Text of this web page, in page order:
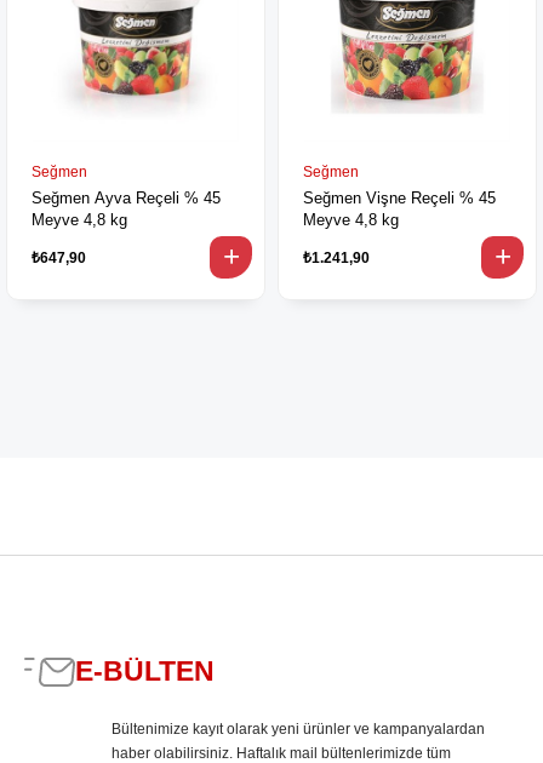
Seğmen
Seğmen Ayva Reçeli % 45
Meyve 4,8 kg
₺647,90
Seğmen
Seğmen Vişne Reçeli % 45
Meyve 4,8 kg
₺1.241,90
E-BÜLTEN
Bültenimize kayıt olarak yeni ürünler ve kampanyalardan
haber olabilirsiniz. Haftalık mail bültenlerimizde tüm